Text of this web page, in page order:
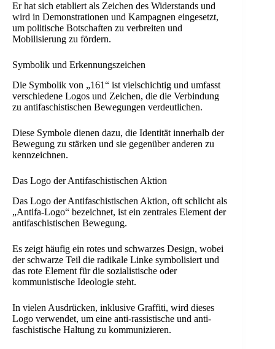
Er hat sich etabliert als Zeichen des Widerstands und
wird in Demonstrationen und Kampagnen eingesetzt,
um politische Botschaften zu verbreiten und
Mobilisierung zu fördern.
Symbolik und Erkennungszeichen
Die Symbolik von „161“ ist vielschichtig und umfasst
verschiedene Logos und Zeichen, die die Verbindung
zu antifaschistischen Bewegungen verdeutlichen.
Diese Symbole dienen dazu, die Identität innerhalb der
Bewegung zu stärken und sie gegenüber anderen zu
kennzeichnen.
Das Logo der Antifaschistischen Aktion
Das Logo der Antifaschistischen Aktion, oft schlicht als
„Antifa-Logo“ bezeichnet, ist ein zentrales Element der
antifaschistischen Bewegung.
Es zeigt häufig ein rotes und schwarzes Design, wobei
der schwarze Teil die radikale Linke symbolisiert und
das rote Element für die sozialistische oder
kommunistische Ideologie steht.
In vielen Ausdrücken, inklusive Graffiti, wird dieses
Logo verwendet, um eine anti-rassistische und anti-
faschistische Haltung zu kommunizieren.